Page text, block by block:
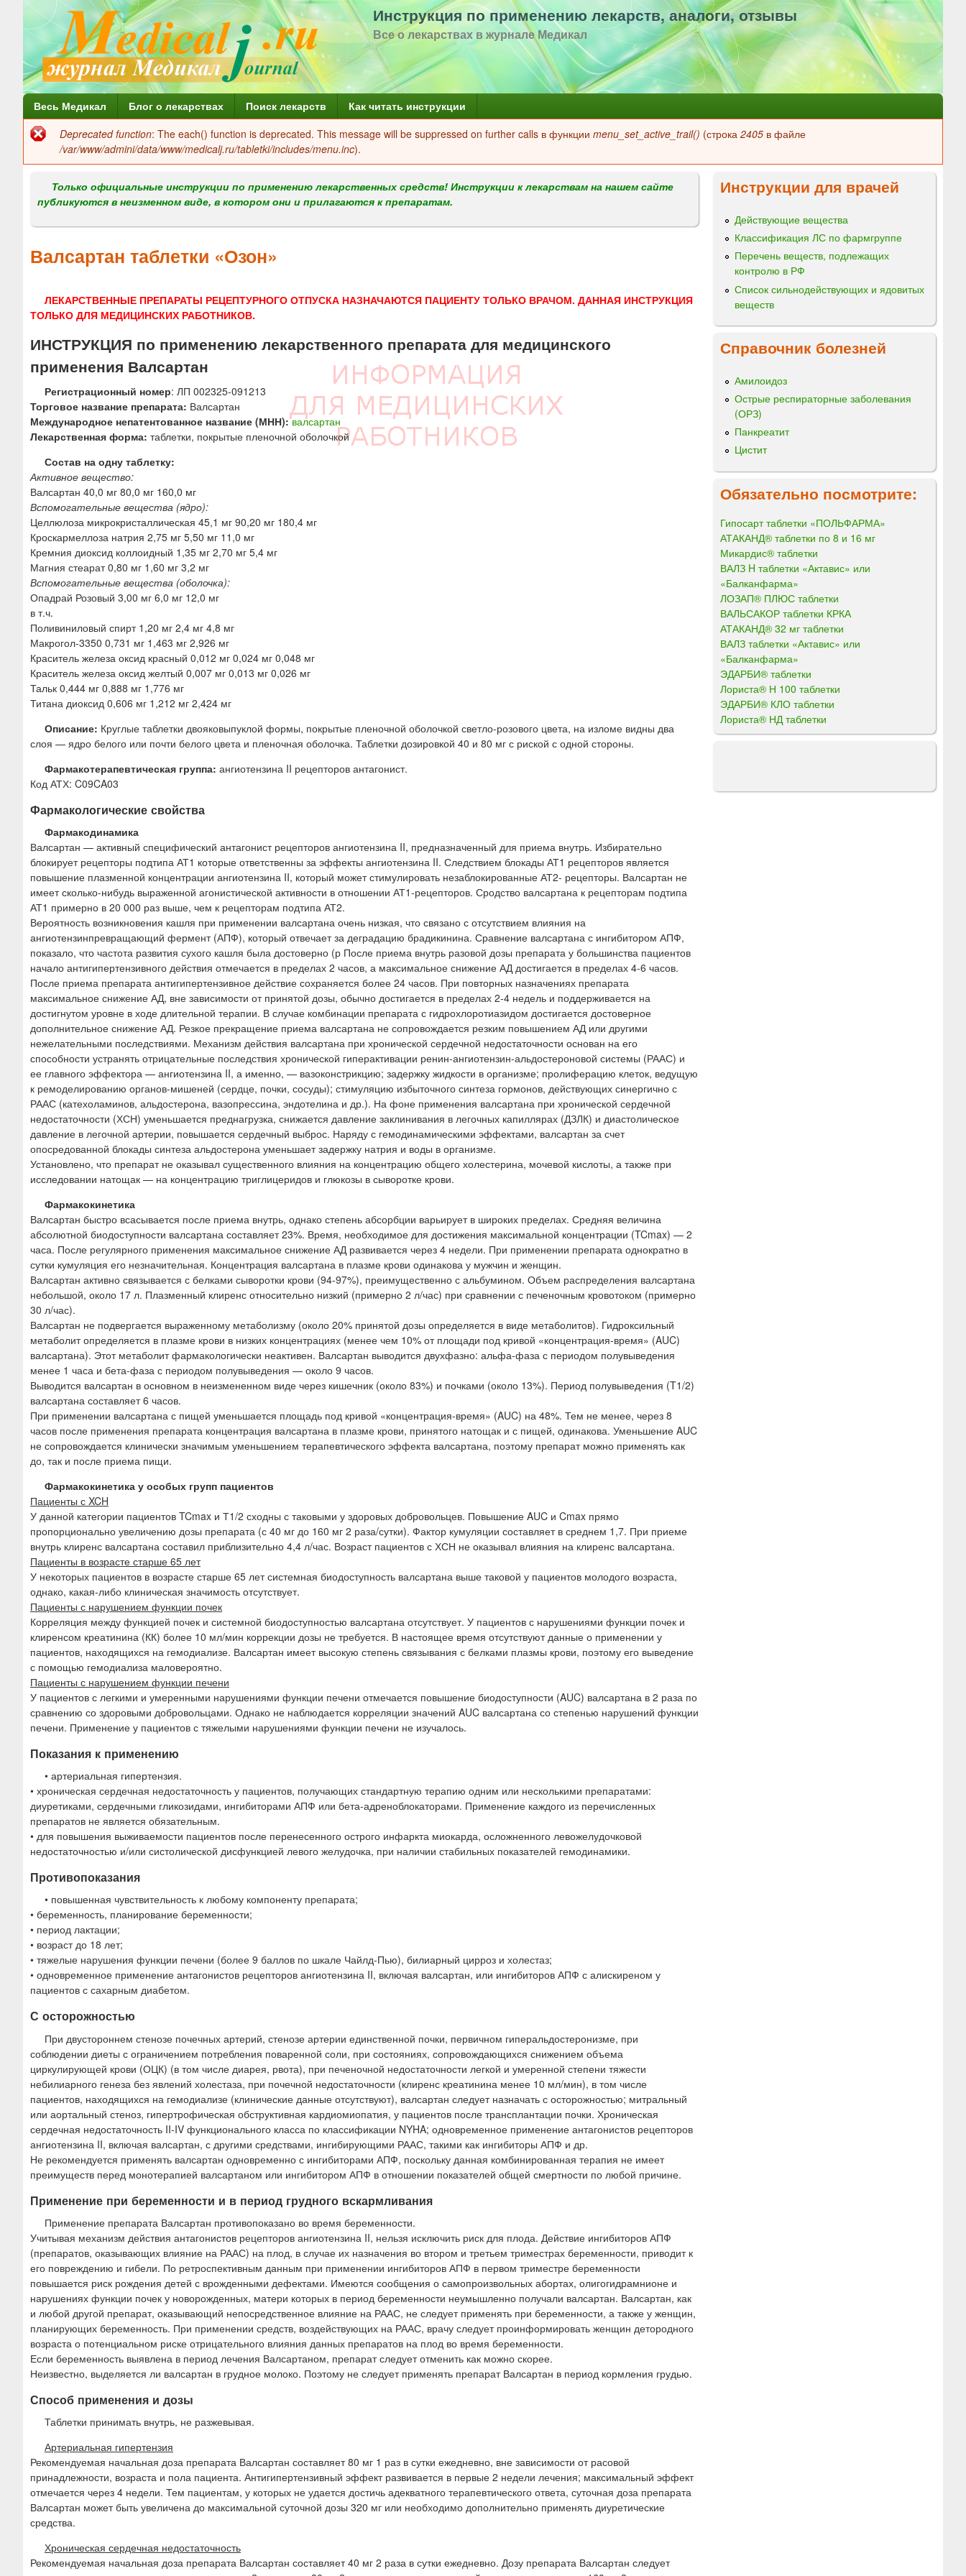
Перейти
к
содержанию
Инструкция по применению лекарств, аналоги, отзывы
Все о лекарствах в журнале Медикал
Г
л
н
м
н
Весь Медикал Блог о лекарствах Поиск лекарств Как читать инструкции
Сообщение
об
ошибке
Deprecated function: The each() function is deprecated. This message will be suppressed on further calls в функции menu_set_active_trail() (строка 2405 в файле
/var/www/admini/data/www/medicalj.ru/tabletki/includes/menu.inc).
Только официальные инструкции по применению лекарственных средств! Инструкции к лекарствам на нашем сайте
публикуются в неизменном виде, в котором они и прилагаются к препаратам.
Валсартан таблетки «Озон»
ЛЕКАРСТВЕННЫЕ ПРЕПАРАТЫ РЕЦЕПТУРНОГО ОТПУСКА НАЗНАЧАЮТСЯ ПАЦИЕНТУ ТОЛЬКО ВРАЧОМ. ДАННАЯ ИНСТРУКЦИЯ
ТОЛЬКО ДЛЯ МЕДИЦИНСКИХ РАБОТНИКОВ.
ИНСТРУКЦИЯ по применению лекарственного препарата для медицинского
применения Валсартан
Регистрационный номер: ЛП 002325-091213
Торговое название препарата: Валсартан
Международное непатентованное название (МНН): валсартан
Лекарственная форма: таблетки, покрытые пленочной оболочкой
Состав на одну таблетку:
Активное вещество:
Валсартан 40,0 мг 80,0 мг 160,0 мг
Вспомогательные вещества (ядро):
Целлюлоза микрокристаллическая 45,1 мг 90,20 мг 180,4 мг
Кроскармеллоза натрия 2,75 мг 5,50 мг 11,0 мг
Кремния диоксид коллоидный 1,35 мг 2,70 мг 5,4 мг
Магния стеарат 0,80 мг 1,60 мг 3,2 мг
Вспомогательные вещества (оболочка):
Опадрай Розовый 3,00 мг 6,0 мг 12,0 мг
в т.ч.
Поливиниловый спирт 1,20 мг 2,4 мг 4,8 мг
Макрогол-3350 0,731 мг 1,463 мг 2,926 мг
Краситель железа оксид красный 0,012 мг 0,024 мг 0,048 мг
Краситель железа оксид желтый 0,007 мг 0,013 мг 0,026 мг
Тальк 0,444 мг 0,888 мг 1,776 мг
Титана диоксид 0,606 мг 1,212 мг 2,424 мг
Описание: Круглые таблетки двояковыпуклой формы, покрытые пленочной оболочкой светло-розового цвета, на изломе видны два
слоя — ядро белого или почти белого цвета и пленочная оболочка. Таблетки дозировкой 40 и 80 мг с риской с одной стороны.
Фармакотерапевтическая группа: ангиотензина II рецепторов антагонист.
Код АТХ: C09CA03
Фармакологические свойства
Фармакодинамика
Валсартан — активный специфический антагонист рецепторов ангиотензина II, предназначенный для приема внутрь. Избирательно
блокирует рецепторы подтипа АТ1 которые ответственны за эффекты ангиотензина II. Следствием блокады АТ1 рецепторов является
повышение плазменной концентрации ангиотензина II, который может стимулировать незаблокированные АТ2- рецепторы. Валсартан не
имеет сколько-нибудь выраженной агонистической активности в отношении АТ1-рецепторов. Сродство валсартана к рецепторам подтипа
АТ1 примерно в 20 000 раз выше, чем к рецепторам подтипа АТ2.
Вероятность возникновения кашля при применении валсартана очень низкая, что связано с отсутствием влияния на
ангиотензинпревращающий фермент (АПФ), который отвечает за деградацию брадикинина. Сравнение валсартана с ингибитором АПФ,
показало, что частота развития сухого кашля была достоверно (р После приема внутрь разовой дозы препарата у большинства пациентов
начало антигипертензивного действия отмечается в пределах 2 часов, а максимальное снижение АД достигается в пределах 4-6 часов.
После приема препарата антигипертензивное действие сохраняется более 24 часов. При повторных назначениях препарата
максимальное снижение АД, вне зависимости от принятой дозы, обычно достигается в пределах 2-4 недель и поддерживается на
достигнутом уровне в ходе длительной терапии. В случае комбинации препарата с гидрохлоротиазидом достигается достоверное
дополнительное снижение АД. Резкое прекращение приема валсартана не сопровождается резким повышением АД или другими
нежелательными последствиями. Механизм действия валсартана при хронической сердечной недостаточности основан на его
способности устранять отрицательные последствия хронической гиперактивации ренин-ангиотензин-альдостероновой системы (РААС) и
ее главного эффектора — ангиотензина II, а именно, — вазоконстрикцию; задержку жидкости в организме; пролиферацию клеток, ведущую
к ремоделированию органов-мишеней (сердце, почки, сосуды); стимуляцию избыточного синтеза гормонов, действующих синергично с
РААС (катехоламинов, альдостерона, вазопрессина, эндотелина и др.). На фоне применения валсартана при хронической сердечной
недостаточности (ХСН) уменьшается преднагрузка, снижается давление заклинивания в легочных капиллярах (ДЗЛК) и диастолическое
давление в легочной артерии, повышается сердечный выброс. Наряду с гемодинамическими эффектами, валсартан за счет
опосредованной блокады синтеза альдостерона уменьшает задержку натрия и воды в организме.
Установлено, что препарат не оказывал существенного влияния на концентрацию общего холестерина, мочевой кислоты, а также при
исследовании натощак — на концентрацию триглицеридов и глюкозы в сыворотке крови.
Фармакокинетика
Валсартан быстро всасывается после приема внутрь, однако степень абсорбции варьирует в широких пределах. Средняя величина
абсолютной биодоступности валсартана составляет 23%. Время, необходимое для достижения максимальной концентрации (TCmax) — 2
часа. После регулярного применения максимальное снижение АД развивается через 4 недели. При применении препарата однократно в
сутки кумуляция его незначительная. Концентрация валсартана в плазме крови одинакова у мужчин и женщин.
Валсартан активно связывается с белками сыворотки крови (94-97%), преимущественно с альбумином. Объем распределения валсартана
небольшой, около 17 л. Плазменный клиренс относительно низкий (примерно 2 л/час) при сравнении с печеночным кровотоком (примерно
30 л/час).
Валсартан не подвергается выраженному метаболизму (около 20% принятой дозы определяется в виде метаболитов). Гидроксильный
метаболит определяется в плазме крови в низких концентрациях (менее чем 10% от площади под кривой «концентрация-время» (AUC)
валсартана). Этот метаболит фармакологически неактивен. Валсартан выводится двухфазно: альфа-фаза с периодом полувыведения
менее 1 часа и бета-фаза с периодом полувыведения — около 9 часов.
Выводится валсартан в основном в неизмененном виде через кишечник (около 83%) и почками (около 13%). Период полувыведения (T1/2)
валсартана составляет 6 часов.
При применении валсартана с пищей уменьшается площадь под кривой «концентрация-время» (AUC) на 48%. Тем не менее, через 8
часов после применения препарата концентрация валсартана в плазме крови, принятого натощак и с пищей, одинакова. Уменьшение AUC
не сопровождается клинически значимым уменьшением терапевтического эффекта валсартана, поэтому препарат можно применять как
до, так и после приема пищи.
Фармакокинетика у особых групп пациентов
Пациенты с XCH
У данной категории пациентов TCmax и Т1/2 сходны с таковыми у здоровых добровольцев. Повышение AUC и Cmax прямо
пропорционально увеличению дозы препарата (с 40 мг до 160 мг 2 раза/сутки). Фактор кумуляции составляет в среднем 1,7. При приеме
внутрь клиренс валсартана составил приблизительно 4,4 л/час. Возраст пациентов с ХСН не оказывал влияния на клиренс валсартана.
Пациенты в возрасте старше 65 лет
У некоторых пациентов в возрасте старше 65 лет системная биодоступность валсартана выше таковой у пациентов молодого возраста,
однако, какая-либо клиническая значимость отсутствует.
Пациенты с нарушением функции почек
Корреляция между функцией почек и системной биодоступностью валсартана отсутствует. У пациентов с нарушениями функции почек и
клиренсом креатинина (КК) более 10 мл/мин коррекции дозы не требуется. В настоящее время отсутствуют данные о применении у
пациентов, находящихся на гемодиализе. Валсартан имеет высокую степень связывания с белками плазмы крови, поэтому его выведение
с помощью гемодиализа маловероятно.
Пациенты с нарушением функции печени
У пациентов с легкими и умеренными нарушениями функции печени отмечается повышение биодоступности (AUC) валсартана в 2 раза по
сравнению со здоровыми добровольцами. Однако не наблюдается корреляции значений AUC валсартана со степенью нарушений функции
печени. Применение у пациентов с тяжелыми нарушениями функции печени не изучалось.
Показания к применению
• артериальная гипертензия.
• хроническая сердечная недостаточность у пациентов, получающих стандартную терапию одним или несколькими препаратами:
диуретиками, сердечными гликозидами, ингибиторами АПФ или бета-адреноблокаторами. Применение каждого из перечисленных
препаратов не является обязательным.
• для повышения выживаемости пациентов после перенесенного острого инфаркта миокарда, осложненного левожелудочковой
недостаточностью и/или систолической дисфункцией левого желудочка, при наличии стабильных показателей гемодинамики.
Противопоказания
• повышенная чувствительность к любому компоненту препарата;
• беременность, планирование беременности;
• период лактации;
• возраст до 18 лет;
• тяжелые нарушения функции печени (более 9 баллов по шкале Чайлд-Пью), билиарный цирроз и холестаз;
• одновременное применение антагонистов рецепторов ангиотензина II, включая валсартан, или ингибиторов АПФ с алискиреном у
пациентов с сахарным диабетом.
С осторожностью
При двустороннем стенозе почечных артерий, стенозе артерии единственной почки, первичном гиперальдостеронизме, при
соблюдении диеты с ограничением потребления поваренной соли, при состояниях, сопровождающихся снижением объема
циркулирующей крови (ОЦК) (в том числе диарея, рвота), при печеночной недостаточности легкой и умеренной степени тяжести
небилиарного генеза без явлений холестаза, при почечной недостаточности (клиренс креатинина менее 10 мл/мин), в том числе
пациентов, находящихся на гемодиализе (клинические данные отсутствуют), валсартан следует назначать с осторожностью; митральный
или аортальный стеноз, гипертрофическая обструктивная кардиомиопатия, у пациентов после трансплантации почки. Хроническая
сердечная недостаточность II-IV функционального класса по классификации NYHA; одновременное применение антагонистов рецепторов
ангиотензина II, включая валсартан, с другими средствами, ингибирующими РААС, такими как ингибиторы АПФ и др.
Не рекомендуется применять валсартан одновременно с ингибиторами АПФ, поскольку данная комбинированная терапия не имеет
преимуществ перед монотерапией валсартаном или ингибитором АПФ в отношении показателей общей смертности по любой причине.
Применение при беременности и в период грудного вскармливания
Применение препарата Валсартан противопоказано во время беременности.
Учитывая механизм действия антагонистов рецепторов ангиотензина II, нельзя исключить риск для плода. Действие ингибиторов АПФ
(препаратов, оказывающих влияние на РААС) на плод, в случае их назначения во втором и третьем триместрах беременности, приводит к
его повреждению и гибели. По ретроспективным данным при применении ингибиторов АПФ в первом триместре беременности
повышается риск рождения детей с врожденными дефектами. Имеются сообщения о самопроизвольных абортах, олигогидрамнионе и
нарушениях функции почек у новорожденных, матери которых в период беременности неумышленно получали валсартан. Валсартан, как
и любой другой препарат, оказывающий непосредственное влияние на РААС, не следует применять при беременности, а также у женщин,
планирующих беременность. При применении средств, воздействующих на РААС, врачу следует проинформировать женщин детородного
возраста о потенциальном риске отрицательного влияния данных препаратов на плод во время беременности.
Если беременность выявлена в период лечения Валсартаном, препарат следует отменить как можно скорее.
Неизвестно, выделяется ли валсартан в грудное молоко. Поэтому не следует применять препарат Валсартан в период кормления грудью.
Способ применения и дозы
Таблетки принимать внутрь, не разжевывая.
Артериальная гипертензия
Рекомендуемая начальная доза препарата Валсартан составляет 80 мг 1 раз в сутки ежедневно, вне зависимости от расовой
принадлежности, возраста и пола пациента. Антигипертензивный эффект развивается в первые 2 недели лечения; максимальный эффект
отмечается через 4 недели. Тем пациентам, у которых не удается достичь адекватного терапевтического ответа, суточная доза препарата
Валсартан может быть увеличена до максимальной суточной дозы 320 мг или необходимо дополнительно применять диуретические
средства.
Хроническая сердечная недостаточность
Рекомендуемая начальная доза препарата Валсартан составляет 40 мг 2 раза в сутки ежедневно. Дозу препарата Валсартан следует
Инструкции для врачей
Действующие вещества
Классификация ЛС по фармгруппе
Перечень веществ, подлежащих
контролю в РФ
Список сильнодействующих и ядовитых
веществ
Справочник болезней
Амилоидоз
Острые респираторные заболевания
(ОРЗ)
Панкреатит
Цистит
Обязательно посмотрите:
Гипосарт таблетки «ПОЛЬФАРМА»
АТАКАНД® таблетки по 8 и 16 мг
Микардис® таблетки
ВАЛЗ H таблетки «Актавис» или
«Балканфарма»
ЛОЗАП® ПЛЮС таблетки
ВАЛЬСАКОР таблетки КРКА
АТАКАНД® 32 мг таблетки
ВАЛЗ таблетки «Актавис» или
«Балканфарма»
ЭДАРБИ® таблетки
Лориста® Н 100 таблетки
ЭДАРБИ® КЛО таблетки
Лориста® НД таблетки